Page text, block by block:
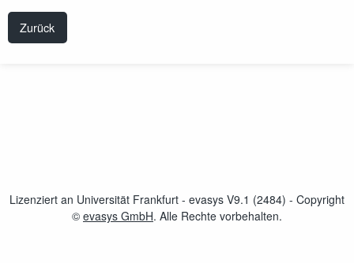
Zurück
Lizenziert an Universität Frankfurt - evasys V9.1 (2484) - Copyright
© evasys GmbHöffnet im neuen Fenster
. Alle Rechte vorbehalten.